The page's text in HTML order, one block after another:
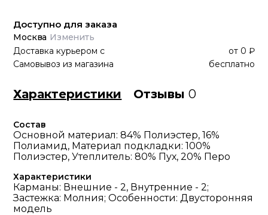
Доступно для заказа
Москва Изменить
Доставка курьером с от 0 ₽
Самовывоз из магазина
бесплатно
Характеристики Отзывы0
Состав
Основной материал: 84% Полиэстер, 16%
Полиамид, Материал подкладки: 100%
Полиэстер, Утеплитель: 80% Пух, 20% Перо
Характеристики
Карманы: Внешние - 2, Внутренние - 2;
Застежка: Молния; Особенности: Двусторонняя
модель